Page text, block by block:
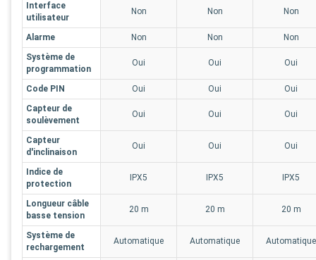
Interface
utilisateur
Non Non Non
Alarme Non Non
Non
Système de
programmation
Oui Oui Oui
Code PIN Oui Oui
Oui
Capteur de
soulèvement
Oui Oui Oui
Capteur
d'inclinaison
Oui Oui Oui
Indice de
protection
IPX5 IPX5 IPX5
Longueur câble
basse tension
20 m 20 m 20 m
Système de
rechargement
Automatique Automatique Automatique